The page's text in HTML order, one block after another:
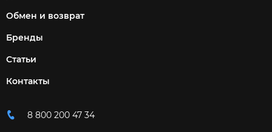
Обмен и возврат
Бренды
Статьи
Контакты
8 800 200 47 34